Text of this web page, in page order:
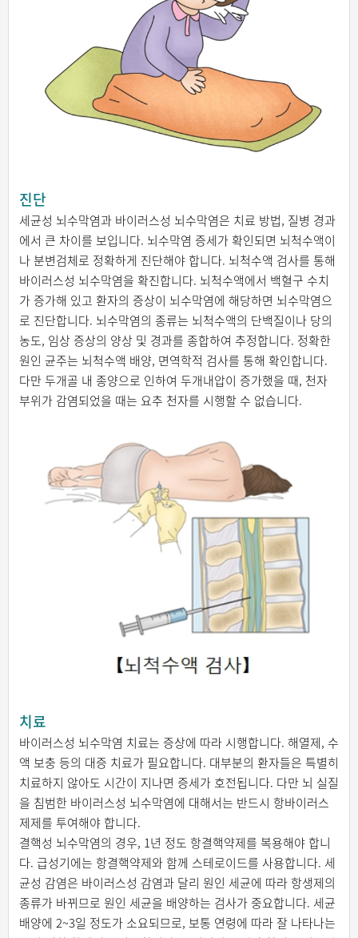
진단
세균성 뇌수막염과 바이러스성 뇌수막염은 치료 방법, 질병 경과
에서 큰 차이를 보입니다. 뇌수막염 증세가 확인되면 뇌척수액이
나 분변검체로 정확하게 진단해야 합니다. 뇌척수액 검사를 통해
바이러스성 뇌수막염을 확진합니다. 뇌척수액에서 백혈구 수치
가 증가해 있고 환자의 증상이 뇌수막염에 해당하면 뇌수막염으
로 진단합니다. 뇌수막염의 종류는 뇌척수액의 단백질이나 당의
농도, 임상 증상의 양상 및 경과를 종합하여 추정합니다. 정확한
원인 균주는 뇌척수액 배양, 면역학적 검사를 통해 확인합니다.
다만 두개골 내 종양으로 인하여 두개내압이 증가했을 때, 천자
부위가 감염되었을 때는 요추 천자를 시행할 수 없습니다.
치료
바이러스성 뇌수막염 치료는 증상에 따라 시행합니다. 해열제, 수
액 보충 등의 대증 치료가 필요합니다. 대부분의 환자들은 특별히
치료하지 않아도 시간이 지나면 증세가 호전됩니다. 다만 뇌 실질
을 침범한 바이러스성 뇌수막염에 대해서는 반드시 항바이러스
제제를 투여해야 합니다.
결핵성 뇌수막염의 경우, 1년 정도 항결핵약제를 복용해야 합니
다. 급성기에는 항결핵약제와 함께 스테로이드를 사용합니다. 세
균성 감염은 바이러스성 감염과 달리 원인 세균에 따라 항생제의
종류가 바뀌므로 원인 세균을 배양하는 검사가 중요합니다. 세균
배양에 2~3일 정도가 소요되므로, 보통 연령에 따라 잘 나타나는